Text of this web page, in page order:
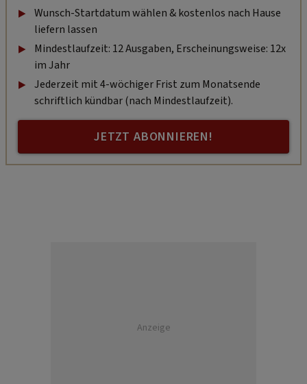
Wunsch-Startdatum wählen & kostenlos nach Hause
liefern lassen
Mindestlaufzeit: 12 Ausgaben, Erscheinungsweise: 12x
im Jahr
Jederzeit mit 4-wöchiger Frist zum Monatsende
schriftlich kündbar (nach Mindestlaufzeit).
JETZT ABONNIEREN!
Anzeige